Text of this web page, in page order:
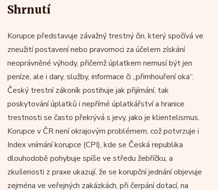
Shrnutí
Korupce představuje závažný trestný čin, který spočívá ve
zneužití postavení nebo pravomoci za účelem získání
neoprávněné výhody, přičemž úplatkem nemusí být jen
peníze, ale i dary, služby, informace či „přimhouření oka“.
Český trestní zákoník postihuje jak přijímání, tak
poskytování úplatků i nepřímé úplatkářství a hranice
trestnosti se často překrývá s jevy, jako je klientelismus.
Korupce v ČR není okrajovým problémem, což potvrzuje i
Index vnímání korupce (CPI), kde se Česká republika
dlouhodobě pohybuje spíše ve středu žebříčku, a
zkušenosti z praxe ukazují, že se korupční jednání objevuje
zejména ve veřejných zakázkách, při čerpání dotací, na